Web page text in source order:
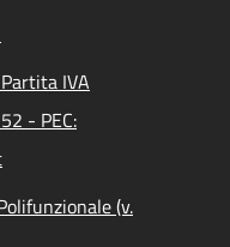
IVA
- PEC:
(v.